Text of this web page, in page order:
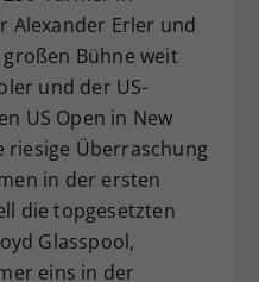
Alexander Erler und
Bühne weit
und der US-
US Open in New
riesige Überraschung
in der ersten
die topgesetzten
Glasspool,
eins in der
Ihre Consent-
Unter anderem eine
ID, für die
Ihrer
Einstellungen, falls der
dies eingestellt